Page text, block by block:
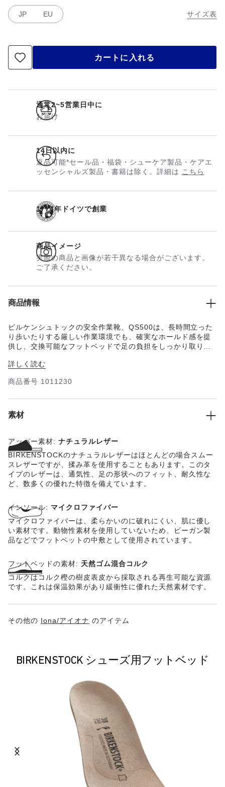
サイズ表
JP EU
カートに入れる
通常2~5営業日中に
お届け
14日以内に
返品可能*セール品・福袋・シューケア製品・ケアエ
ッセンシャルズ製品・書籍は除く。詳細は こちら
1774年ドイツで創業
商品イメージ
実際の商品と画像が若干異なる場合がございます。
ご了承ください。
商品情報
ビルケンシュトックの安全作業靴、QS500は、長時間立った
り歩いたりする厳しい作業環境でも、確実なホールド感を提
供し、交換可能なフットベッドで足の負担をしっかり取り除
ーカーです。耐滑性、耐油性に優れ、金属を使用していない
き、踏み抜きもしっかりと防止されています。傷防止キャッ
を帯電からしっかりと保護します。 このシューズはEN ISO
20345:2011認証を受け、保護クラスS3の要件をクリアして
詳しく読む
商品番号 1011230
素材
アッパー素材: ナチュラルレザー
BIRKENSTOCKのナチュラルレザーはほとんどの場合スムー
スレザーですが、揉み革を使用することもあります。このタ
イプのレザーは、通気性、足の形状へのフィット、耐久性な
ど、数多くの優れた特徴を備えています。
インソール: マイクロファイバー
マイクロファイバーは、柔らかいのに破れにくい、肌に優し
い素材です。動物性素材を使用していないため、ビーガン製
品などでフットベットの中敷として使用されています。
フットベッドの素材: 天然ゴム混合コルク
コルクはコルク樫の樹皮表皮から採取される再生可能な資源
です。これは保温効果があり緩衝性に優れた天然素材です。
その他の Iona/アイオナ のアイテム
BIRKENSTOCK シューズ用フットベッド